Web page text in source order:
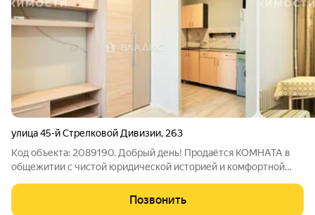
улица 45-й Стрелковой Дивизии, 263
Код объекта: 2089190. Добрый день! Продаётся КОМНАТА в
общежитии с чистой юридической историей и комфортной
соответствуют действительности! ПРО ДОКУМЕНТЫ: Данная
комната находится в собственности ОДНОГО
Позвонить